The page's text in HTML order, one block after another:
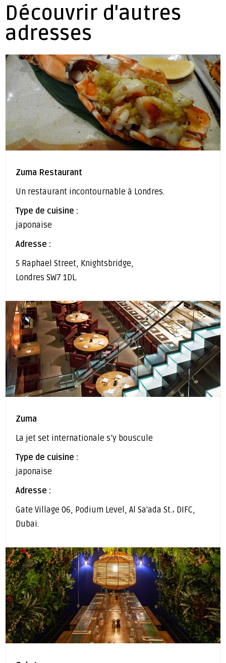
Découvrir d'autres
adresses
Zuma Restaurant
Un restaurant incontournable à Londres.
Type de cuisine :
japonaise
Adresse :
5 Raphael Street, Knightsbridge,
Londres SW7 1DL.
Zuma
La jet set internationale s’y bouscule
Type de cuisine :
japonaise
Adresse :
Gate Village 06, Podium Level, Al Sa'ada St.، DIFC,
Dubai.